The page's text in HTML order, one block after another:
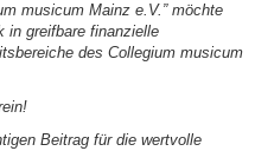
musicum Mainz e.V.” möchte
in greifbare finanzielle
des Collegium musicum
Beitrag für die wertvolle